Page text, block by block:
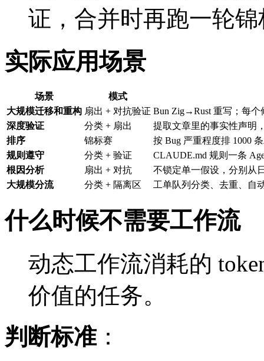
证，合并时再跑一轮
实际应用场景
场景
模式
大规模迁移和重构 扇出 + 对抗验证 Bun Zig→Rust 重写；每个
深度验证
分类 + 扇出
提取文章里的事实性声明
排序
锦标赛
按 Bug 严重程度排 1000
规则遵守
分类 + 验证
CLAUDE.md 规则一条
根因分析
扇出 + 对抗
不锁定单一假设，分别从
大规模分流
分类 + 隔离区 工单队列分类、去重、自
什么时候不需要工作流
动态工作流消耗的
价值的任务。
判断标准 ：